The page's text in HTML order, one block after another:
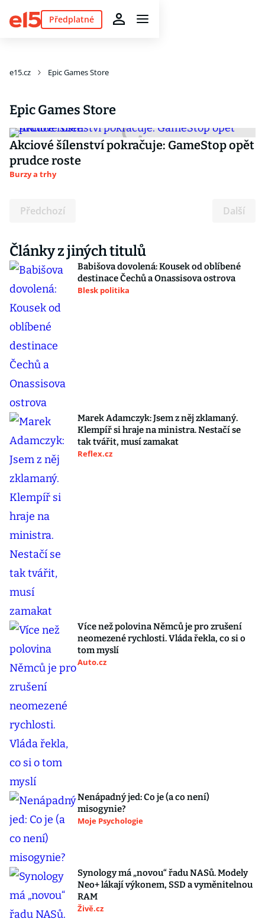
Předplatné
e15.cz Epic Games Store
Epic Games Store
Akciové šílenství pokračuje: GameStop opět
prudce roste
Burzy a trhy
Předchozí Další
Články z jiných titulů
Babišova dovolená: Kousek od oblíbené
destinace Čechů a Onassisova ostrova
Blesk politika
Marek Adamczyk: Jsem z něj zklamaný.
Klempíř si hraje na ministra. Nestačí se
tak tvářit, musí zamakat
Reflex.cz
Více než polovina Němců je pro zrušení
neomezené rychlosti. Vláda řekla, co si o
tom myslí
Auto.cz
Nenápadný jed: Co je (a co není)
misogynie?
Moje Psychologie
Synology má „novou“ řadu NASů. Modely
Neo+ lákají výkonem, SSD a vyměnitelnou
RAM
Živě.cz